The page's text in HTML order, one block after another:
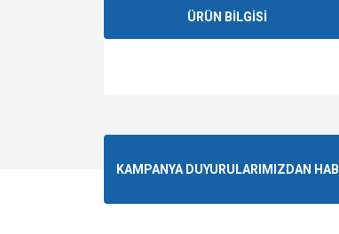
ÜRÜN BİLGİSİ
Ürün resmi kalitesiz, bozuk veya
KAMPANYA DUYURULARIMIZDAN